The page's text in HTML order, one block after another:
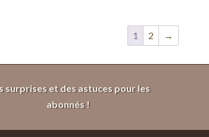
1 2 →
surprises et des astuces pour les
abonnés !